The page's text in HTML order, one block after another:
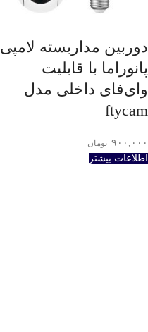
دوربین مداربسته لامپی
پانوراما با قابلیت
وای‌فای داخلی مدل
ftycam
۹۰۰,۰۰۰ تومان
اطلاعات بیشتر